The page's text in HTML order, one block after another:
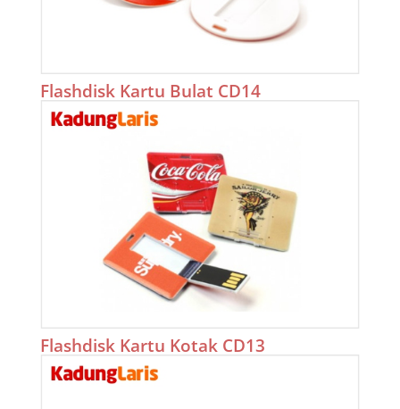
Flashdisk Kartu Bulat CD14
Flashdisk Kartu Kotak CD13